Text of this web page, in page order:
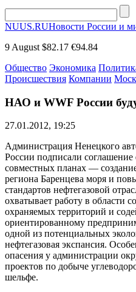
NUUS.RUНовости России и
9 August $82.17 €94.84
Общество Экономика
Происшествия Компании
НАО и WWF России
27.01.2012, 19:25
Администрация Ненецкого
России подписали соглашение
совместных планах —
региона Баренцева моря и
стандартов нефтегазовой
охватывает работу в области
охраняемых территорий и
ориентированному
одной из потенциальных
нефтегазовая экспансия.
опасения у администрации
проектов по добыче
шельфе.